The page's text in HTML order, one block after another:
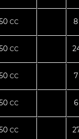
CC
CC
CC
CC
CC